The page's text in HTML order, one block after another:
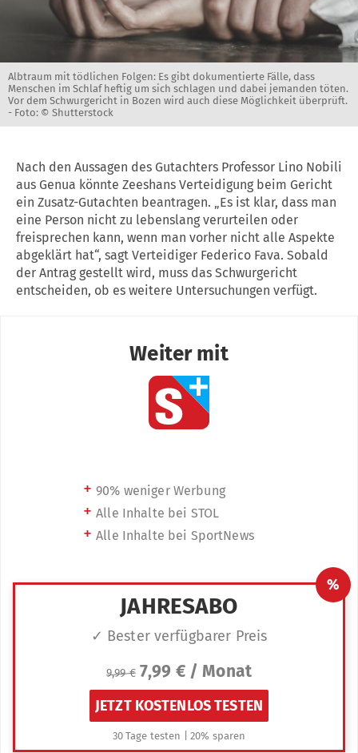
Albtraum mit tödlichen Folgen: Es gibt dokumentierte Fälle, dass
Menschen im Schlaf heftig um sich schlagen und dabei jemanden töten.
Vor dem Schwurgericht in Bozen wird auch diese Möglichkeit überprüft.
- Foto: © Shutterstock
Nach den Aussagen des Gutachters Professor Lino Nobili
aus Genua könnte Zeeshans Verteidigung beim Gericht
ein Zusatz-Gutachten beantragen. „Es ist klar, dass man
eine Person nicht zu lebenslang verurteilen oder
freisprechen kann, wenn man vorher nicht alle Aspekte
abgeklärt hat“, sagt Verteidiger Federico Fava. Sobald
der Antrag gestellt wird, muss das Schwurgericht
entscheiden, ob es weitere Untersuchungen verfügt.